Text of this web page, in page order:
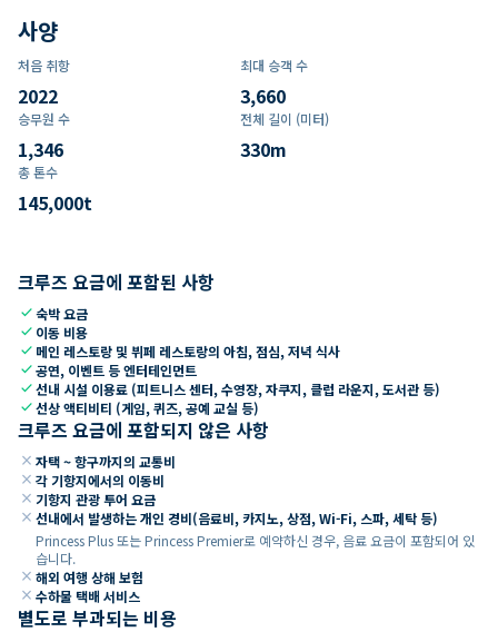
사양
처음 취항
2022
최대 승객 수
3,660
승무원 수
1,346
전체 길이 (미터)
330m
총 톤수
145,000t
크루즈 요금에 포함된 사항
check숙박 요금
check 이동 비용
check 메인 레스토랑 및 뷔페 레스토랑의 아침, 점심, 저녁 식사
check공연, 이벤트 등 엔터테인먼트
check선내 시설 이용료 (피트니스 센터, 수영장, 자쿠지, 클럽 라운지, 도서관 등)
check선상 액티비티 (게임, 퀴즈, 공예 교실 등)
크루즈 요금에 포함되지 않은 사항
close 자택 ~ 항구까지의 교통비
close 각 기항지에서의 이동비
close 기항지 관광 투어 요금
close 선내에서 발생하는 개인 경비(음료비, 카지노, 상점, Wi-Fi, 스파, 세탁 등)
Princess Plus 또는 Princess Premier로 예약하신 경우, 음료 요금이 포함되어 있
습니다.
close 해외 여행 상해 보험
close 수하물 택배 서비스
별도로 부과되는 비용